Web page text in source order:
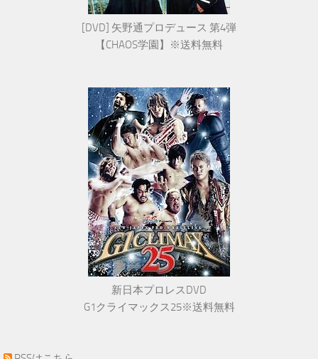
[DVD] 矢野通プロデュース 第4弾
【CHAOS学園】※送料無料
新日本プロレスDVD
G1クライマックス25※送料無料